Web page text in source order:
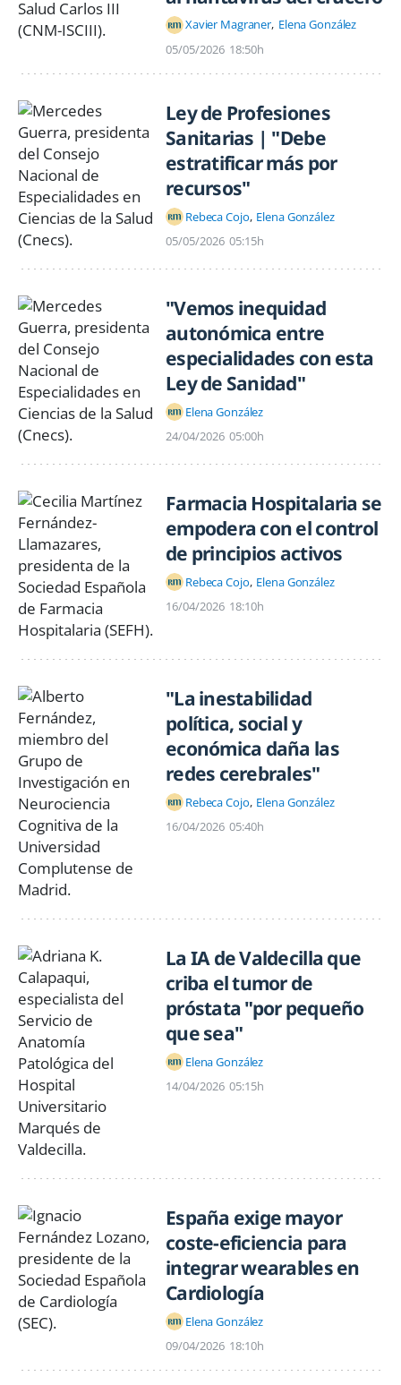
Xavier Magraner Elena González
05/05/2026 18:50h
Ley de Profesiones
Sanitarias | "Debe
estratificar más por
recursos"
Rebeca Cojo Elena González
05/05/2026 05:15h
"Vemos inequidad
autonómica entre
especialidades con esta
Ley de Sanidad"
Elena González
24/04/2026 05:00h
Farmacia Hospitalaria se
empodera con el control
de principios activos
Rebeca Cojo Elena González
16/04/2026 18:10h
"La inestabilidad
política, social y
económica daña las
redes cerebrales"
Rebeca Cojo Elena González
16/04/2026 05:40h
La IA de Valdecilla que
criba el tumor de
próstata "por pequeño
que sea"
Elena González
14/04/2026 05:15h
España exige mayor
coste-eficiencia para
integrar wearables en
Cardiología
Elena González
09/04/2026 18:10h